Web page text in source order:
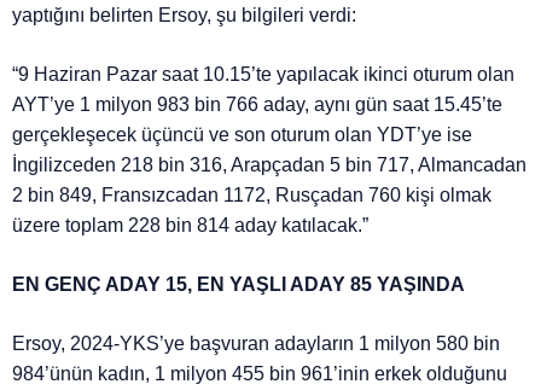
yaptığını belirten Ersoy, şu bilgileri verdi:
“9 Haziran Pazar saat 10.15’te yapılacak ikinci oturum olan
AYT’ye 1 milyon 983 bin 766 aday, aynı gün saat 15.45’te
gerçekleşecek üçüncü ve son oturum olan YDT’ye ise
İngilizceden 218 bin 316, Arapçadan 5 bin 717, Almancadan
2 bin 849, Fransızcadan 1172, Rusçadan 760 kişi olmak
üzere toplam 228 bin 814 aday katılacak.”
EN GENÇ ADAY 15, EN YAŞLI ADAY 85 YAŞINDA
Ersoy, 2024-YKS’ye başvuran adayların 1 milyon 580 bin
984’ünün kadın, 1 milyon 455 bin 961’inin erkek olduğunu